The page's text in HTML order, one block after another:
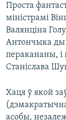
Проста
міністрамі
Валянціна
Антончыка ды
перакананы, і
Станіслава
Хаця ў якой
асобы,